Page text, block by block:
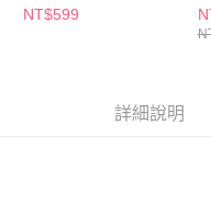
※ 交易是否成功請以「AFTEE
是否繳費成功／繳費後需取消
１．透過由恩沛科技股份有限
付款後萊爾富取貨
每筆NT$65，滿NT$490(含
每筆NT$65，滿NT$490(含
NT$599
詳細說明